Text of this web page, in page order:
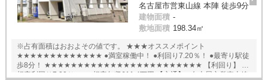
名古屋市営東山線 本陣 徒歩9分
建物面積 -
敷地面積 198.34㎡
※占有面積はおおよその値です。 ★★★オススメポイント
★★★★★★★★★★★★★ ●満室稼働中！ ●利回り7.20％！ ●最寄り駅徒
歩8分！ ★★★★★★★★★★★★★★★★★★★★★★★★ 【利回り】 ●
想定利回り7.20％ ●想定年収611.4万円 【交通】 ●名古屋市営東山線